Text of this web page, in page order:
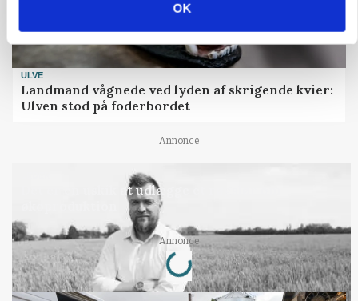
OK
ULVE
Landmand vågnede ved lyden af skrigende kvier:
Ulven stod på foderbordet
Annonce
Det er en uskik at udlægge et røgslør om
Annonce
Loading...